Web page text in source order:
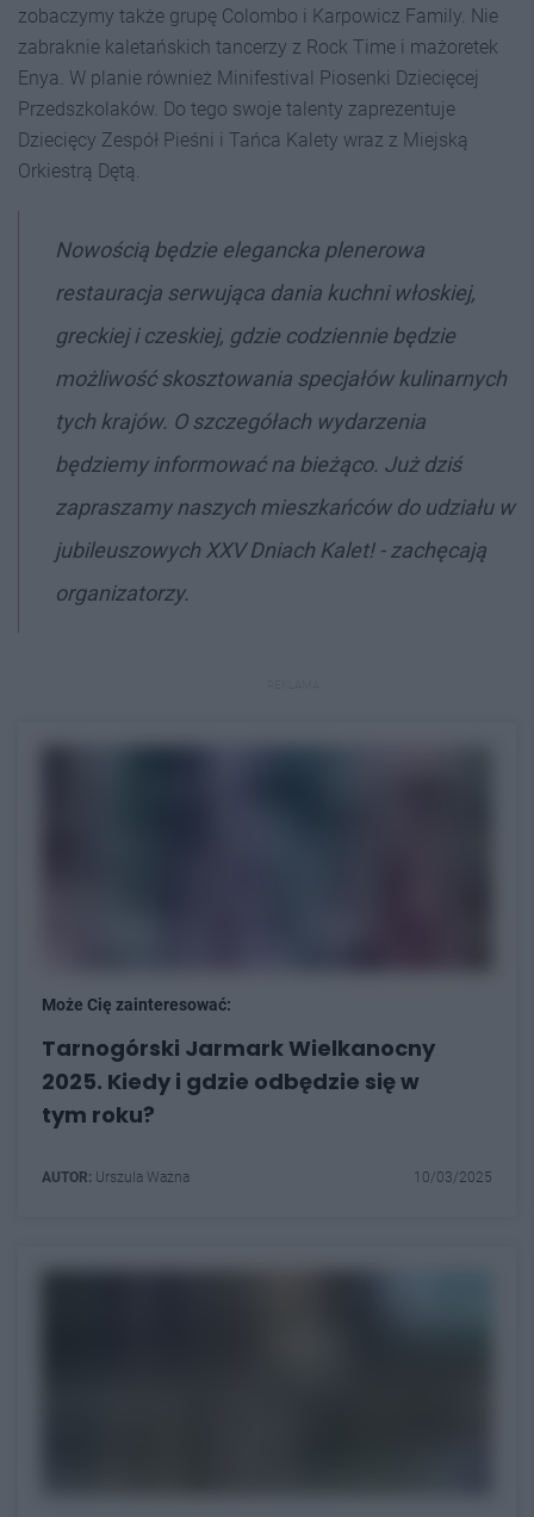
zobaczymy także grupę Colombo i Karpowicz Family. Nie
zabraknie kaletańskich tancerzy z Rock Time i mażoretek
Enya. W planie również Minifestival Piosenki Dziecięcej
Przedszkolaków. Do tego swoje talenty zaprezentuje
Dziecięcy Zespół Pieśni i Tańca Kalety wraz z Miejską
Orkiestrą Dętą.
Nowością będzie elegancka plenerowa
restauracja serwująca dania kuchni włoskiej,
greckiej i czeskiej, gdzie codziennie będzie
możliwość skosztowania specjałów kulinarnych
tych krajów. O szczegółach wydarzenia
będziemy informować na bieżąco. Już dziś
zapraszamy naszych mieszkańców do udziału w
jubileuszowych XXV Dniach Kalet! - zachęcają
organizatorzy.
Może Cię zainteresować:
Tarnogórski Jarmark Wielkanocny
2025. Kiedy i gdzie odbędzie się w
tym roku?
AUTOR: Urszula Ważna 10/03/2025